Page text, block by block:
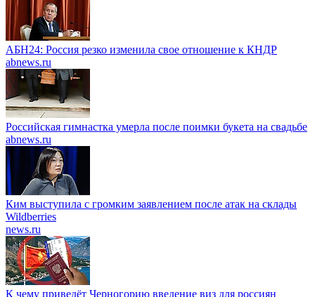
АБН24: Россия резко изменила свое отношение к КНДР
abnews.ru
Российская гимнастка умерла после поимки букета на свадьбе
abnews.ru
Ким выступила с громким заявлением после атак на склады
Wildberries
news.ru
К чему приведёт Черногорию введение виз для россиян